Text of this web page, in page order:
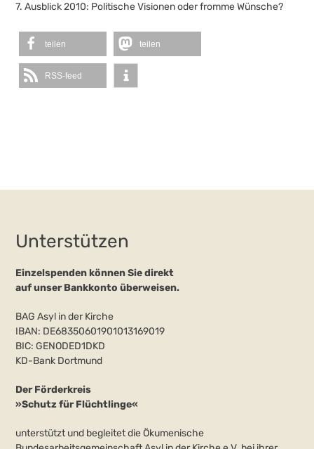
7. Ausblick 2010: Politische Visionen oder fromme Wünsche?
teilen teilen
RSS-feed
Unterstützen
Einzelspenden können Sie direkt
auf unser Bankkonto überweisen.
BAG Asyl in der Kirche
IBAN: DE68350601901013169019
BIC: GENODED1DKD
KD-Bank Dortmund
Der Förderkreis
»Schutz für Flüchtlinge«
unterstützt und begleitet die Ökumenische